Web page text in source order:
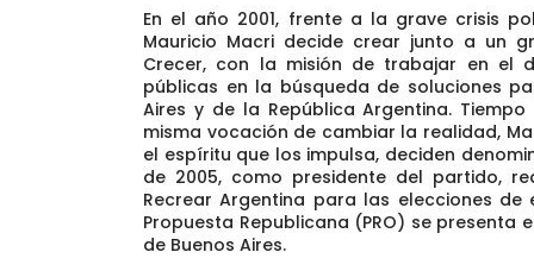
En el año 2001, frente a la grave crisis
Mauricio Macri decide crear junto a un
Crecer, con la misión de trabajar en el
públicas en la búsqueda de soluciones
Aires y de la República Argentina.
misma vocación de cambiar la realidad,
el espíritu que los impulsa, deciden
de 2005, como presidente del partido,
Recrear Argentina para las elecciones
Propuesta Republicana (PRO) se presenta
de Buenos Aires.